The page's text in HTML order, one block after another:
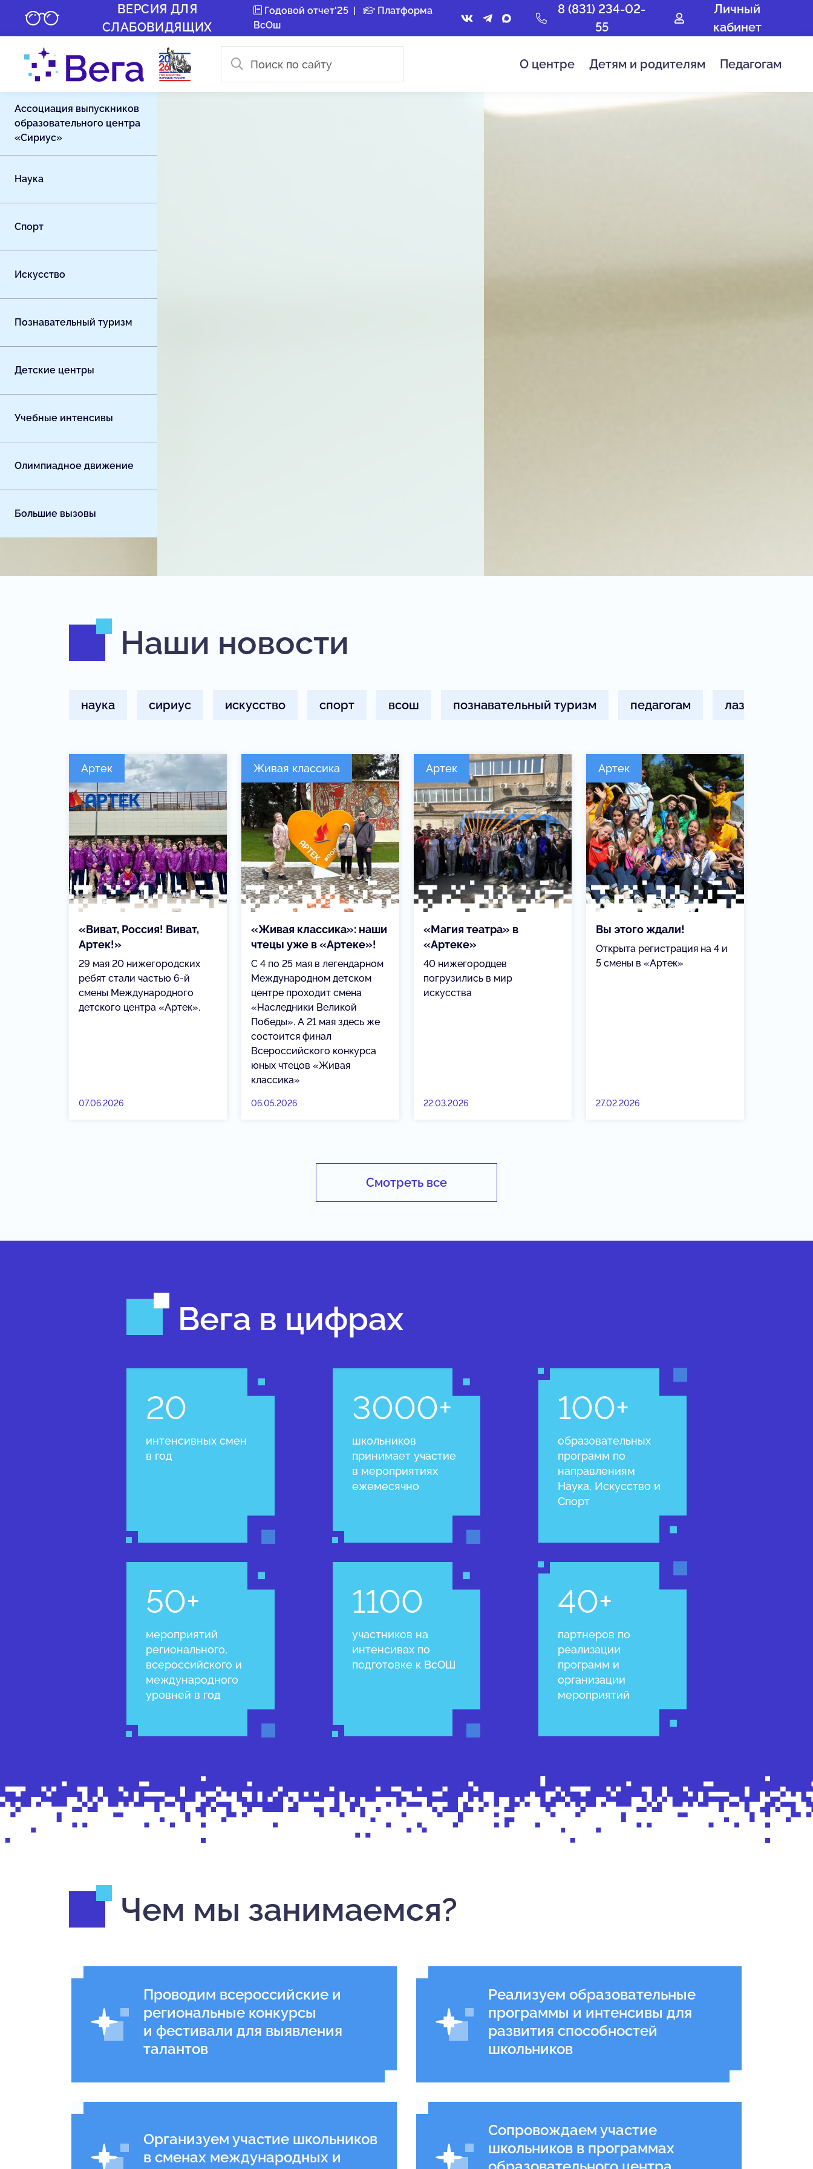
ВЕРСИЯ ДЛЯ
СЛАБОВИДЯЩИХ
Годовой отчет'25|
Платформа
ВсОш
8 (831) 234-02-
55
Личный
кабинет
О центре Детям и родителям Педагогам
Вега. Олимпиадное
лето
Готовься к ВсОШ сегодня, чтобы
побеждать завтра!
Ассоциация выпускников
образовательного центра
«Сириус»
Наука
Спорт
Искусство
Познавательный туризм
Детские центры
Учебные интенсивы
Олимпиадное движение
Большие вызовы
Наши новости
наука сириус искусство спорт всош познавательный туризм педагогам лазурный
Артек
«Виват, Россия! Виват,
Артек!»
29 мая 20 нижегородских
ребят стали частью 6-й
смены Международного
детского центра «Артек».
07.06.2026
Живая классика
«Живая классика»: наши
чтецы уже в «Артеке»!
С 4 по 25 мая в легендарном
Международном детском
центре проходит смена
«Наследники Великой
Победы». А 21 мая здесь же
состоится финал
Всероссийского конкурса
юных чтецов «Живая
классика»
06.05.2026
Артек
«Магия театра» в
«Артеке»
40 нижегородцев
погрузились в мир
искусства
22.03.2026
Артек
Вы этого ждали!
Открыта регистрация на 4 и
5 смены в «Артек»
27.02.2026
Смотреть все
Вега в цифрах
20
интенсивных смен
в год
3000+
школьников
принимает участие
в мероприятиях
ежемесячно
100+
образовательных
программ по
направлениям
Наука, Искусство и
Спорт
50+
мероприятий
регионального,
всероссийского и
международного
уровней в год
1100
участников на
интенсивах по
подготовке к ВсОШ
40+
партнеров по
реализации
программ и
организации
мероприятий
Чем мы занимаемся?
Проводим всероссийские и
региональные конкурсы
и фестивали для выявления
талантов
Реализуем образовательные
программы и интенсивы для
развития способностей
школьников
Организуем участие школьников
в сменах международных и
Сопровождаем участие
школьников в программах